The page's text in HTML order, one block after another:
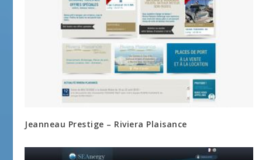
Jeanneau Prestige – Riviera Plaisance